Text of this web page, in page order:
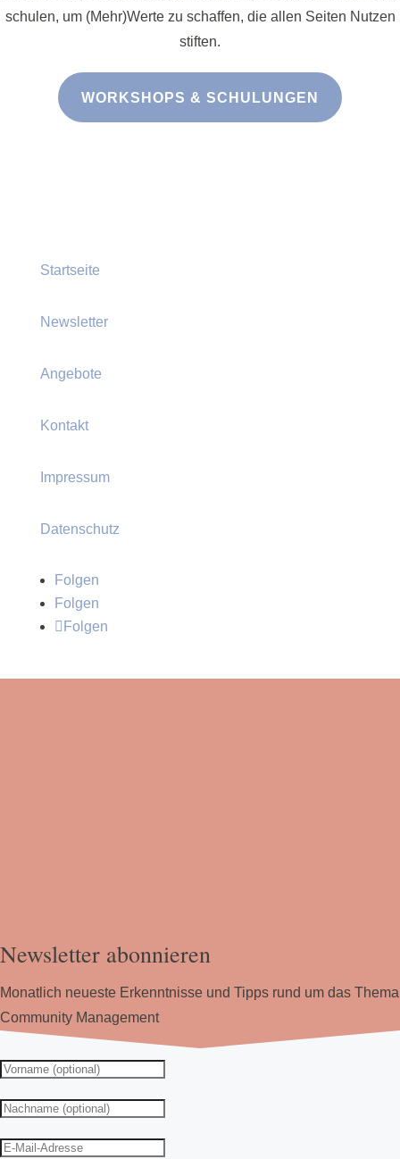
schulen, um (Mehr)Werte zu schaffen, die allen Seiten Nutzen
stiften.
WORKSHOPS & SCHULUNGEN
Startseite
Newsletter
Angebote
Kontakt
Impressum
Datenschutz
Folgen
Folgen
Folgen
Newsletter abonnieren
Monatlich neueste Erkenntnisse und Tipps rund um das Thema
Community Management